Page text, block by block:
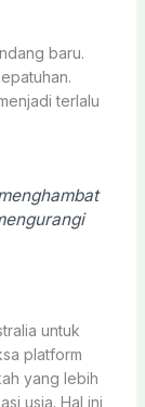
baru.
terlalu
untuk
platform
yang lebih
usia. Hal ini